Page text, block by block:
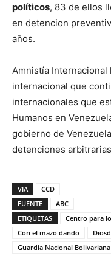
políticos, 83 de ellos
en detencion
años.
Amnistía Internacional
internacional que
internacionales que
Humanos en
gobierno de
detenciones
VIA
CCD
FUENTE
ABC
ETIQUETAS
Centro para
Con el mazo dando
Guardia Nacional Bolivariana